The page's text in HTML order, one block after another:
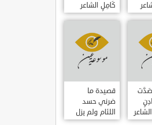
عقبة
كَامِلٍ الشاعر
العوام بن عقبة
عقبة
قصيدة ما
ضرني حسد
اللئام ولم يزل
الشاعر عمارة بن